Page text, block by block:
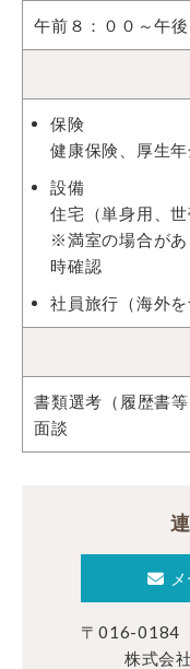
午前８：００～午
保険
健康保険、厚生
設備
住宅（単身用、
※満室の場合があ
時確認
社員旅行（海外を
書類選考（履歴書等
面談
〒016-0184
株式会